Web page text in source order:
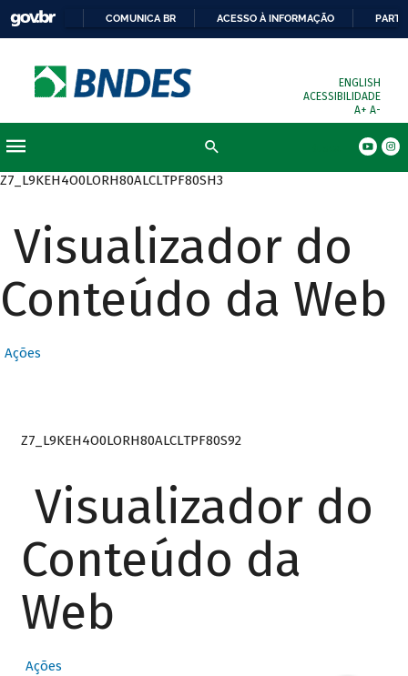
COMUNICA BR ACESSO À INFORMAÇÃO
ENGLISH
ACESSIBILIDADE
A+ A-
Z7_L9KEH4O0LORH80ALCLTPF80SH3
Visualizador do
Conteúdo da Web
Ações
Z7_L9KEH4O0LORH80ALCLTPF80S92
Visualizador do
Conteúdo da
Web
Ações